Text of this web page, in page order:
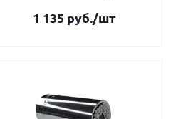
1 135руб./шт